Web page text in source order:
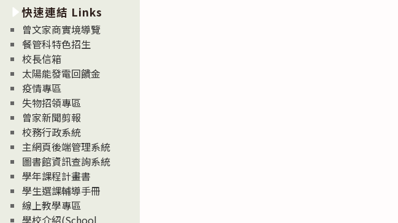
消
息
News
快速連結 Links
曾文家商實境導覽
餐管科特色招生
校長信箱
太陽能發電回饋金
疫情專區
失物招領專區
曾家新聞剪報
校務行政系統
主網頁後端管理系統
圖書館資訊查詢系統
學年課程計畫書
學生選課輔導手冊
線上教學專區